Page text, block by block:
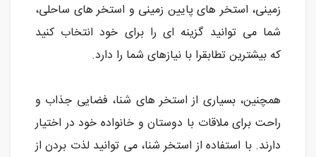
زمینی، استخر های پایین زمینی و استخر های ساحلی،
شما می توانید گزینه ای را برای خود انتخاب کنید
که بیشترین تطابقرا با نیازهای شما را دارد.
همچنین، بسیاری از استخر های شنا، فضایی جذاب و
راحت برای ملاقات با دوستان و خانواده خود در اختیار
دارند. با استفاده از استخر شنا، می توانید لذت بردن از